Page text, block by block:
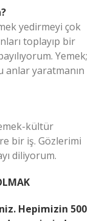
yedirmeyi çok
toplayıp bir
Yemek;
anlar yaratmanın
kültür
bir iş. Gözlerimi
diliyorum.
Hepimizin 500